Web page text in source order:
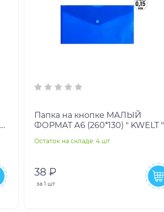
Папка на кнопке МАЛЫЙ
ФОРМАТ А6 (260*130) " KWELT "
полупрозрачная
Остаток на складе: 4 шт
38 ₽
за 1 шт